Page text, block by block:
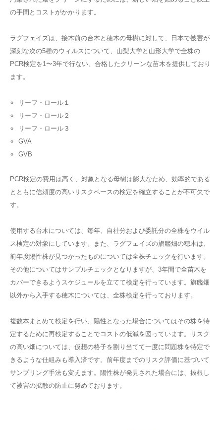
の手間とコストがかかります。
ラグフェイズは、接木前の台木と穂木の母樹に対して、日本で被害が
深刻な次の5種のウィルスについて、山梨大学と山形大学で全株の
PCR検定を1〜3年で行ない、合格したクリーンな苗木を提供しており
ます。
リーフ・ロール１
リーフ・ロール２
リーフ・ロール３
GVA
GVB
PCR検定の費用は高く、対象となる母樹は膨大なため、効率的である
とともに信頼度の高いリスクベースの検定を確立することが不可欠で
す。
使用する台木については、毎年、自社分および委託分の全株をウイル
ス検定の対象にしています。また、ラグフェイズの旗艦畑の穂木は、
前年度陽性株が見つかったものについては全株チェックを行います。
その他についてはサンプルチェックとなりますが、3年間で全苗木を
カバーできるようスケジュールを立てて検定を行っています。旗艦畑
以外から入手する穂木については、全株検定を行っております。
複数本まとめて検定を行い、陽性となった場合についてはその株を特
定するために再検定することでコストの低減を図っています。リスク
の高い畑については、仮想の格子を割り当てて一度に問題株を特定で
きるような仕組みも導入済です。前年度までのリスク評価に基づいて
サンプリング手法も変えます。陽性株が発見された場合には、抜根し
て被害の拡散の防止に努めております。